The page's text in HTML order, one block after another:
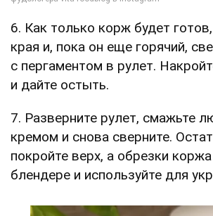
6. Как только корж будет
края и, пока он еще горячий,
с пергаментом в рулет.
и дайте остыть.
7. Разверните рулет, смажьте
кремом и снова сверните.
покройте верх, а обрезки
блендере и используйте для